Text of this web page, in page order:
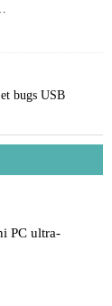
bugs USB
PC ultra-